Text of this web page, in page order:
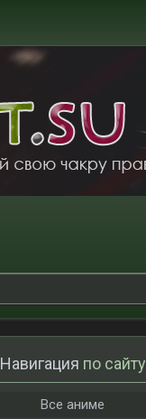
Навигация по сайту
Все аниме